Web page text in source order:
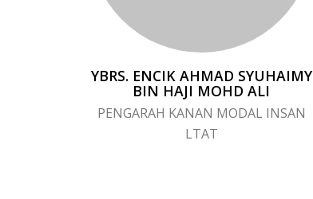
YBRS. ENCIK AHMAD SYUHAIMY
BIN HAJI MOHD ALI
PENGARAH KANAN MODAL INSAN
LTAT